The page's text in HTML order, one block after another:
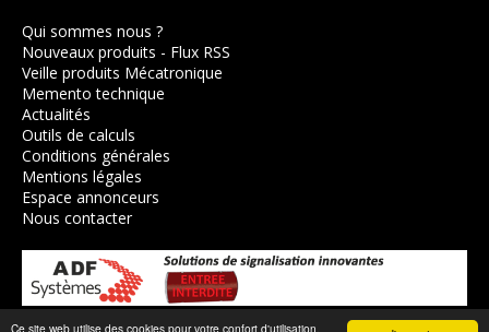
Ce site web utilise des cookies pour votre confort d'utilisation.
Qui sommes nous ?
Nouveaux produits - Flux RSS
Veille produits Mécatronique
Memento technique
Actualités
Outils de calculs
Conditions générales
Mentions légales
Espace annonceurs
Nous contacter